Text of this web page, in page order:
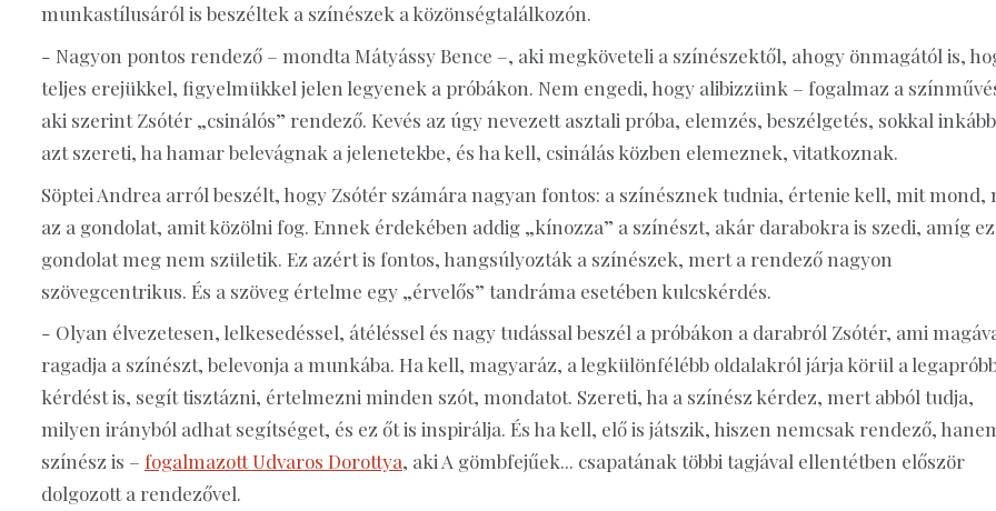
munkastílusáról is beszéltek a színészek a közönségtalálkozón.
- Nagyon pontos rendező – mondta Mátyássy Bence –, aki megköveteli a színészektől, ahogy önmagától is,
teljes erejükkel, figyelmükkel jelen legyenek a próbákon. Nem engedi, hogy alibizzünk – fogalmaz a
aki szerint Zsótér „csinálós” rendező. Kevés az úgy nevezett asztali próba, elemzés, beszélgetés, sokkal inkább
azt szereti, ha hamar belevágnak a jelenetekbe, és ha kell, csinálás közben elemeznek, vitatkoznak.
Söptei Andrea arról beszélt, hogy Zsótér számára nagyan fontos: a színésznek tudnia, értenie kell, mit mond,
az a gondolat, amit közölni fog. Ennek érdekében addig „kínozza” a színészt, akár darabokra is szedi, amíg
gondolat meg nem születik. Ez azért is fontos, hangsúlyozták a színészek, mert a rendező nagyon
szövegcentrikus. És a szöveg értelme egy „érvelős” tandráma esetében kulcskérdés.
- Olyan élvezetesen, lelkesedéssel, átéléssel és nagy tudással beszél a próbákon a darabról Zsótér, ami
ragadja a színészt, belevonja a munkába. Ha kell, magyaráz, a legkülönfélébb oldalakról járja körül a
kérdést is, segít tisztázni, értelmezni minden szót, mondatot. Szereti, ha a színész kérdez, mert abból tudja,
milyen irányból adhat segítséget, és ez őt is inspirálja. És ha kell, elő is játszik, hiszen nemcsak rendező,
színész is – fogalmazott Udvaros Dorottya, aki A gömbfejűek... csapatának többi tagjával ellentétben először
dolgozott a rendezővel.